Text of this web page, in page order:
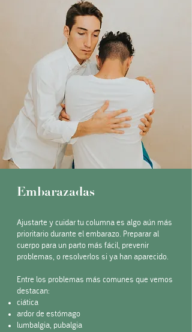
Embarazadas
Ajustarte y cuidar tu columna es algo aún más
prioritario durante el embarazo. Preparar al
cuerpo para un parto más fácil, prevenir
problemas, o resolverlos si ya han aparecido.
Entre los problemas más comunes que vemos
destacan:
ciática
ardor de estómago
lumbalgia, pubalgia